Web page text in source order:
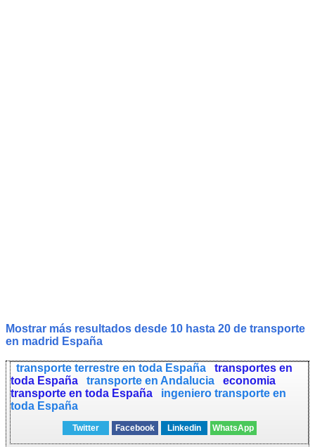
Mostrar más resultados desde 10 hasta 20 de transporte
en madrid España
transporte terrestre en toda España
transportes en
toda España
transporte en Andalucia
economia
transporte en toda España
ingeniero transporte en
toda España
Twitter Facebook Linkedin WhatsApp